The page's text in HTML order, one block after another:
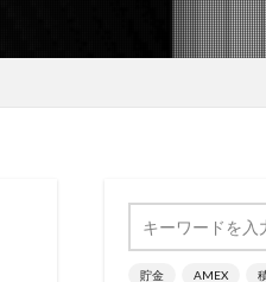
貯金 AMEX